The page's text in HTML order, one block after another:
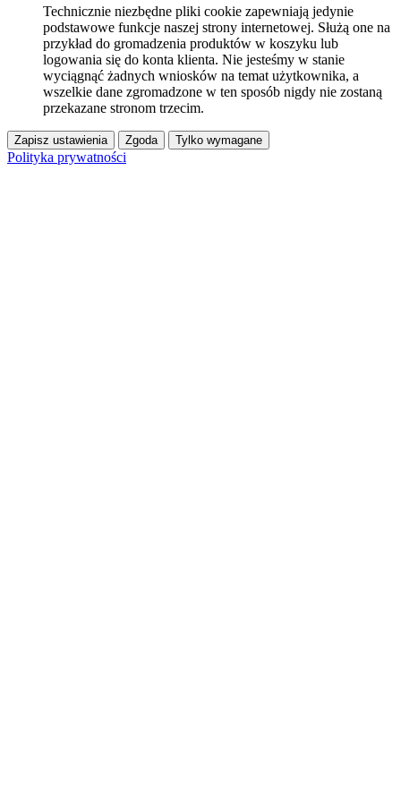
Technicznie niezbędne pliki cookie zapewniają jedynie
podstawowe funkcje naszej strony internetowej. Służą one na
przykład do gromadzenia produktów w koszyku lub
logowania się do konta klienta. Nie jesteśmy w stanie
wyciągnąć żadnych wniosków na temat użytkownika, a
wszelkie dane zgromadzone w ten sposób nigdy nie zostaną
przekazane stronom trzecim.
Zapisz ustawienia Zgoda Tylko wymagane
Polityka prywatności